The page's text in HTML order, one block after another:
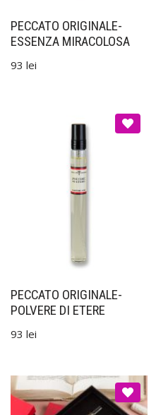
PECCATO ORIGINALE-
ESSENZA MIRACOLOSA
93 lei
PECCATO ORIGINALE-
POLVERE DI ETERE
93 lei